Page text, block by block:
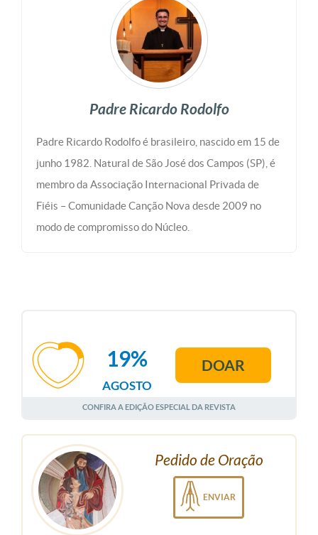
Padre Ricardo Rodolfo
Padre Ricardo Rodolfo é brasileiro, nascido em 15 de
junho 1982. Natural de São José dos Campos (SP), é
membro da Associação Internacional Privada de
Fiéis – Comunidade Canção Nova desde 2009 no
modo de compromisso do Núcleo.
AGOSTO
19% DOAR
CONFIRA A EDIÇÃO ESPECIAL DA REVISTA
Pedido de Oração
ENVIAR